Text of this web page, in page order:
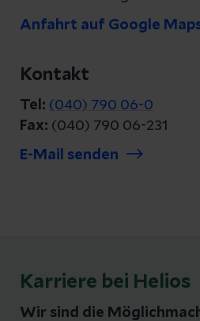
Anfahrt auf Google
Kontakt
Tel: (040) 790 06-0
Fax: (040) 790 06-231
E-Mail senden
Karriere bei Helios
Wir sind die